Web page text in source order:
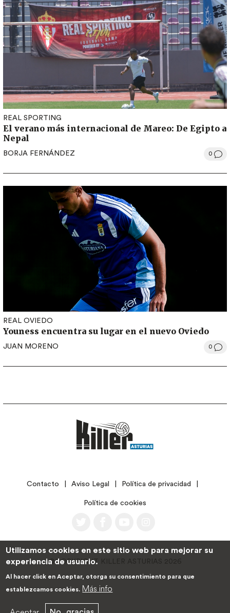
REAL SPORTING
El verano más internacional de Mareo: De Egipto a
Nepal
BORJA FERNÁNDEZ 0
REAL OVIEDO
Youness encuentra su lugar en el nuevo Oviedo
JUAN MORENO 0
LEGALContacto Aviso Legal Política de privacidad
Política de cookies
©COPYRIGHT KILLER ASTURIAS 2026
Utilizamos cookies en este sitio web para mejorar su
experiencia de usuario.
Al hacer click en Aceptar, otorga su consentimiento para que
establezcamos cookies. Más info